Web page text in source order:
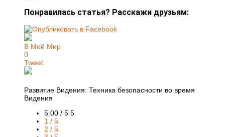
Понравилась статья? Расскажи друзьям:
В Мой Мир
0
Tweet
Развитие Видения: Техника безопасности во время
Видения
5.00 / 5 5
1 / 5
2 / 5